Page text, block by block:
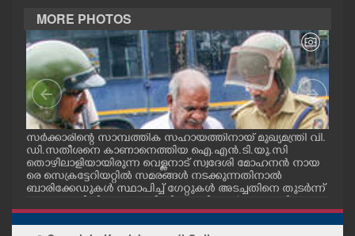
PHOTOS
LIFESTYLE
SPIRITUAL
INFO+
ART
MORE PHOTOS
സർക്കാരിന്റെ സാമ്പത്തിക സഹായത്തിനായ് മുഖ്യമന്ത്രി വി.
ഡി.സതീശനെ കാണാനെത്തിയ ഐ.എൻ.ടി.യു.സി
തൊഴിലാളിയായിരുന്ന വെള്ളനാട് സ്വദേശി മോഹനൻ നായ
രെ സെക്രട്ടേറിയറ്റിൽ സമരങ്ങൾ നടക്കുന്നതിനാൽ
ബാരിക്കേഡുകൾ സ്ഥാപിച്ച് ഗേറ്റുകൾ അടച്ചതിനെ തുടർന്ന്
പൊലീസ് ഉദ്യോഗസ്ഥർ. വാർദ്ധക്യ സഹജമായ അസുഖ
ത്തെ തുടർന്ന് കാഴ്ച്ചശക്തി കുറഞ്ഞതിനാലാണ് ഇദ്ദേഹ